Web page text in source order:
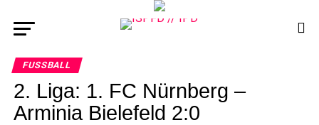
FUSSBALL
2. Liga: 1. FC Nürnberg –
Arminia Bielefeld 2:0